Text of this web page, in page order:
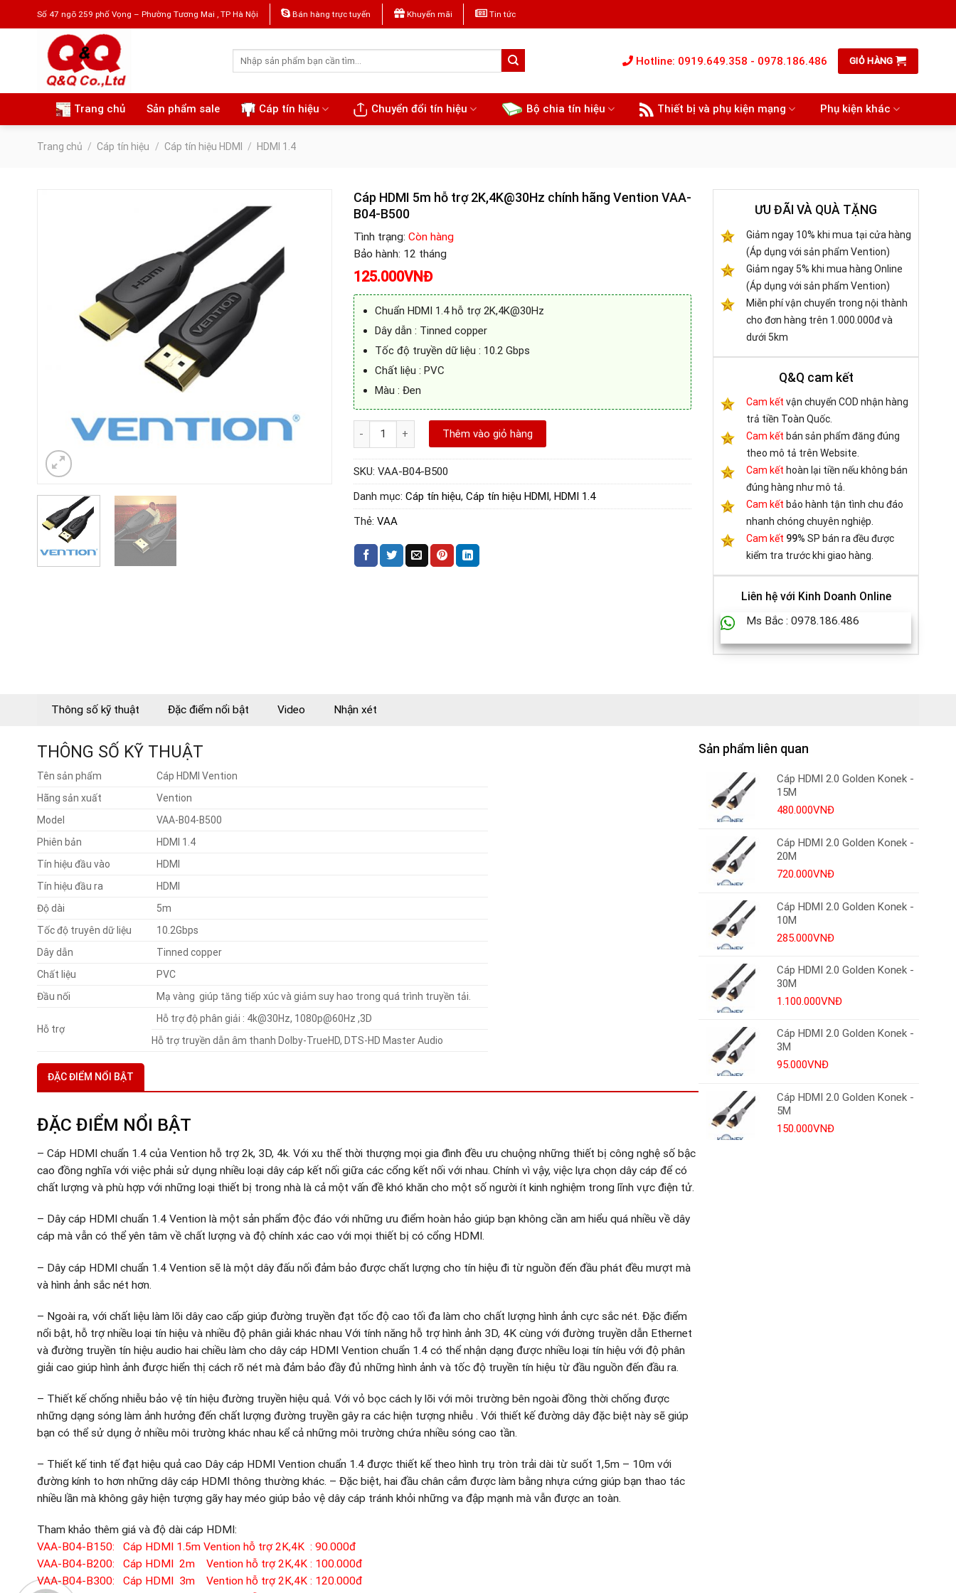
Số 47 ngõ 259 phố Vọng – Phường Tương Mai , TP Hà Nội Bán hàng trực tuyến Khuyến mãi Tin tức
Tìm
Hotline: 0919.649.358 - 0978.186.486 GIỎ HÀNG
Trang chủ Sản phẩm sale Cáp tín hiệu Chuyển đổi tín hiệu Bộ chia tín hiệu Thiết bị và phụ kiện mạng Phụ kiện khác
Trang chủ / Cáp tín hiệu / Cáp tín hiệu HDMI / HDMI 1.4
Cáp HDMI 5m hỗ trợ 2K,4K@30Hz chính hãng Vention VAA-
B04-B500
Tình trạng: Còn hàng
Bảo hành: 12 tháng
125.000VNĐ
Chuẩn HDMI 1.4 hỗ trợ 2K,4K@30Hz
Dây dẫn : Tinned copper
Tốc độ truyền dữ liệu : 10.2 Gbps
Chất liệu : PVC
Màu : Đen
Cáp HDMI 5m hỗ trợ 2K,4K@30Hz chính hãng Vention VAA-B04-B500 số lượng
Thêm vào giỏ hàng
SKU: VAA-B04-B500
Danh mục: Cáp tín hiệu, Cáp tín hiệu HDMI , HDMI 1.4
Thẻ: VAA
ƯU ĐÃI VÀ QUÀ TẶNG
Giảm ngay 10% khi mua tại cửa hàng
(Áp dụng với sản phẩm Vention)
Giảm ngay 5% khi mua hàng Online
(Áp dụng với sản phẩm Vention)
Miễn phí vận chuyển trong nội thành
cho đơn hàng trên 1.000.000đ và
dưới 5km
Q&Q cam kết
Cam kết vận chuyển COD nhận hàng
trả tiền Toàn Quốc.
Cam kết bán sản phẩm đăng đúng
theo mô tả trên Website.
Cam kết hoàn lại tiền nếu không bán
đúng hàng như mô tả.
Cam kết bảo hành tận tình chu đáo
nhanh chóng chuyên nghiệp.
Cam kết 99% SP bán ra đều được
kiểm tra trước khi giao hàng.
Liên hệ với Kinh Doanh Online
Ms Bắc : 0978.186.486
Thông số kỹ thuật Đặc điểm nổi bật Video Nhận xét
THÔNG SỐ KỸ THUẬT
Tên sản phẩm
Cáp HDMI Vention
Hãng sản xuất
Vention
Model
VAA-B04-B500
Phiên bản
HDMI 1.4
Tín hiệu đầu vào
HDMI
Tín hiệu đầu ra
HDMI
Độ dài
5m
Tốc độ truyên dữ liệu
10.2Gbps
Dây dẫn
Tinned copper
Chất liệu
PVC
Đầu nối
Mạ vàng giúp tăng tiếp xúc và giảm suy hao trong quá trình truyền tải.
Hỗ trợ
Hỗ trợ độ phân giải : 4k@30Hz, 1080p@60Hz ,3D
Hỗ trợ truyền dẫn âm thanh Dolby-TrueHD, DTS-HD Master Audio
ĐẶC ĐIỂM NỔI BẬT
ĐẶC ĐIỂM NỔI BẬT
– Cáp HDMI chuẩn 1.4 của Vention hỗ trợ 2k, 3D, 4k. Với xu thế thời thượng mọi gia đình đều ưu chuộng những thiết bị công nghệ số bậc
cao đồng nghĩa với việc phải sử dụng nhiều loại dây cáp kết nối giữa các cổng kết nối với nhau. Chính vì vậy, việc lựa chọn dây cáp để có
chất lượng và phù hợp với những loại thiết bị trong nhà là cả một vấn đề khó khăn cho một số người ít kinh nghiệm trong lĩnh vực điện tử.
– Dây cáp HDMI chuẩn 1.4 Vention là một sản phẩm độc đáo với những ưu điểm hoàn hảo giúp bạn không cần am hiểu quá nhiều về dây
cáp mà vẫn có thể yên tâm về chất lượng và độ chính xác cao với mọi thiết bị có cổng HDMI.
– Dây cáp HDMI chuẩn 1.4 Vention sẽ là một dây đấu nối đảm bảo được chất lượng cho tín hiệu đi từ nguồn đến đầu phát đều mượt mà
và hình ảnh sắc nét hơn.
– Ngoài ra, với chất liệu làm lõi dây cao cấp giúp đường truyền đạt tốc độ cao tối đa làm cho chất lượng hình ảnh cực sắc nét. Đặc điểm
nổi bật, hỗ trợ nhiều loại tín hiệu và nhiều độ phân giải khác nhau Với tính năng hỗ trợ hình ảnh 3D, 4K cùng với đường truyền dẫn Ethernet
và đường truyền tín hiệu audio hai chiều làm cho dây cáp HDMI Vention chuẩn 1.4 có thể nhận dạng được nhiều loại tín hiệu với độ phân
giải cao giúp hình ảnh được hiển thị cách rõ nét mà đảm bảo đầy đủ những hình ảnh và tốc độ truyền tín hiệu từ đầu nguồn đến đầu ra.
– Thiết kế chống nhiễu bảo vệ tín hiệu đường truyền hiệu quả. Với vỏ bọc cách ly lõi với môi trường bên ngoài đồng thời chống được
những dạng sóng làm ảnh hưởng đến chất lượng đường truyền gây ra các hiện tượng nhiễu . Với thiết kế đường dây đặc biệt này sẽ giúp
bạn có thể sử dụng ở nhiều môi trường khác nhau kể cả những môi trường chứa nhiều sóng cao tần.
– Thiết kế tinh tế đạt hiệu quả cao Dây cáp HDMI Vention chuẩn 1.4 được thiết kế theo hình trụ tròn trải dài từ suốt 1,5m – 10m với
đường kính to hơn những dây cáp HDMI thông thường khác. – Đặc biệt, hai đầu chân cắm được làm bằng nhựa cứng giúp bạn thao tác
nhiều lần mà không gây hiện tượng gãy hay méo giúp bảo vệ dây cáp tránh khỏi những va đập mạnh mà vẫn được an toàn.
Tham khảo thêm giá và độ dài cáp HDMI:
VAA-B04-B150: Cáp HDMI 1.5m Vention hỗ trợ 2K,4K : 90.000đ
VAA-B04-B200: Cáp HDMI 2m Vention hỗ trợ 2K,4K : 100.000đ
VAA-B04-B300: Cáp HDMI 3m Vention hỗ trợ 2K,4K : 120.000đ
Sản phẩm liên quan
Cáp HDMI 2.0 Golden Konek -
15M
480.000VNĐ
Cáp HDMI 2.0 Golden Konek -
20M
720.000VNĐ
Cáp HDMI 2.0 Golden Konek -
10M
285.000VNĐ
Cáp HDMI 2.0 Golden Konek -
30M
1.100.000VNĐ
Cáp HDMI 2.0 Golden Konek -
3M
95.000VNĐ
Cáp HDMI 2.0 Golden Konek -
5M
150.000VNĐ